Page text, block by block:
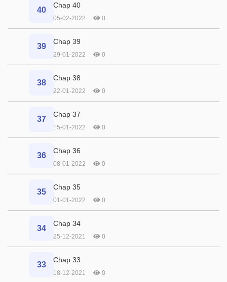
40
Chap 40
05-02-2022 0
39
Chap 39
29-01-2022 0
38
Chap 38
22-01-2022 0
37
Chap 37
15-01-2022 0
36
Chap 36
08-01-2022 0
35
Chap 35
01-01-2022 0
34
Chap 34
25-12-2021 0
33
Chap 33
18-12-2021 0